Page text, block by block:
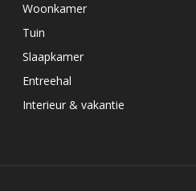
Woonkamer
Tuin
Slaapkamer
Entreehal
Interieur & vakantie